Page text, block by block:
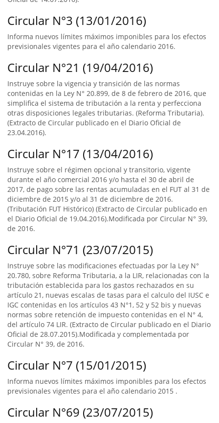
Circular N°3 (13/01/2016)
Informa nuevos límites máximos imponibles para los efectos
previsionales vigentes para el año calendario 2016.
Circular N°21 (19/04/2016)
Instruye sobre la vigencia y transición de las normas
contenidas en la Ley N° 20.899, de 8 de febrero de 2016, que
simplifica el sistema de tributación a la renta y perfecciona
otras disposiciones legales tributarias. (Reforma Tributaria).
(Extracto de Circular publicado en el Diario Oficial de
23.04.2016).
Circular N°17 (13/04/2016)
Instruye sobre el régimen opcional y transitorio, vigente
durante el año comercial 2016 y/o hasta el 30 de abril de
2017, de pago sobre las rentas acumuladas en el FUT al 31 de
diciembre de 2015 y/o al 31 de diciembre de 2016.
(Tributación FUT Histórico) (Extracto de Circular publicado en
el Diario Oficial de 19.04.2016).Modificada por Circular N° 39,
de 2016.
Circular N°71 (23/07/2015)
Instruye sobre las modificaciones efectuadas por la Ley N°
20.780, sobre Reforma Tributaria, a la LIR, relacionadas con la
tributación establecida para los gastos rechazados en su
artículo 21, nuevas escalas de tasas para el calculo del IUSC e
IGC contenidas en los artículos 43 N°1, 52 y 52 bis y nuevas
normas sobre retención de impuesto contenidas en el N° 4,
del artículo 74 LIR. (Extracto de Circular publicado en el Diario
Oficial de 28.07.2015).Modificada y complementada por
Circular N° 39, de 2016.
Circular N°7 (15/01/2015)
Informa nuevos límites máximos imponibles para los efectos
previsionales vigentes para el año calendario 2015 .
Circular N°69 (23/07/2015)